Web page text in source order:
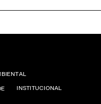
INSTITUCIONAL